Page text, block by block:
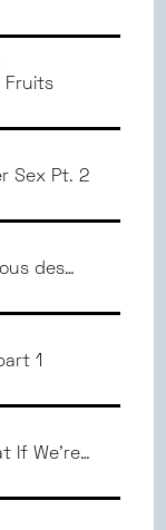
Fruits
Sex Pt. 2
des
1
If We're